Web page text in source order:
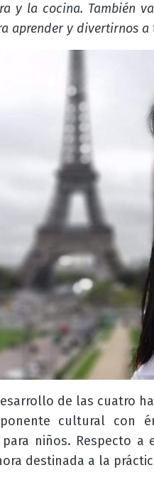
y la cocina. También
aprender y divertirnos a
de las cuatro
cultural con
para niños. Respecto
destinada a la